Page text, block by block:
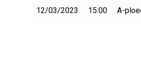
12/03/2023 15:00 A-